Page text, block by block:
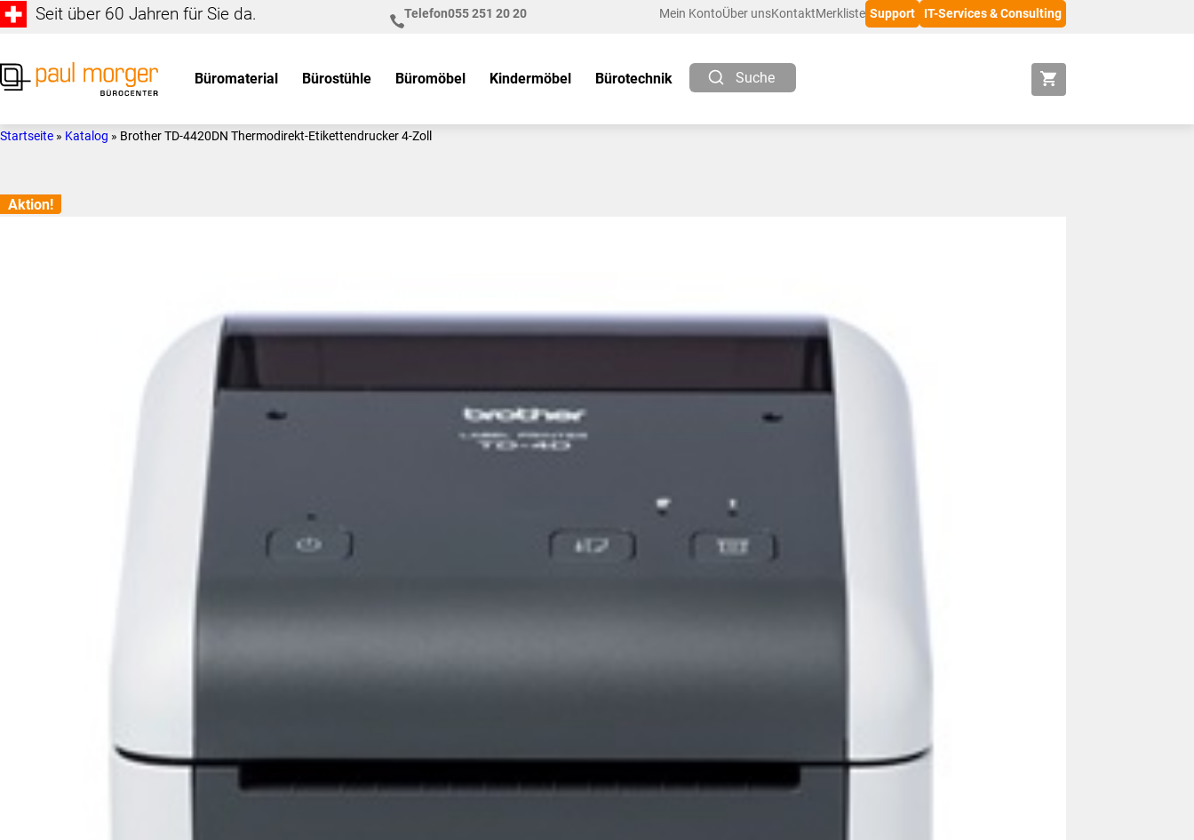
Zur
springen
Skip
main
Seit über 60 Jahren für Sie da. Telefon055 251 20 20 Mein KontoÜber unsKontaktMerkliste Support IT-Services & Consulting
Morger
individuell
Büromaterial Bürostühle Büromöbel Kindermöbel Bürotechnik Suche
Startseite » Katalog » Brother TD-4420DN Thermodirekt-Etikettendrucker 4-Zoll
Aktion!